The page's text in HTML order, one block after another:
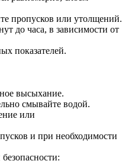
пропусков или утолщений.
до часа, в зависимости от
показателей.
высыхание.
смывайте водой.
или
и при необходимости